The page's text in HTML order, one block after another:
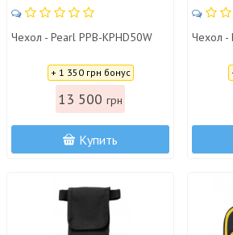
Чехол - Pearl PPB-KPHD50W
+ 1 350 грн бонус
13 500 грн
Купить
Чехол -